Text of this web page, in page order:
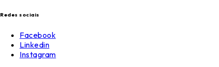
Redes sociais
Facebook
Linkedin
Instagram